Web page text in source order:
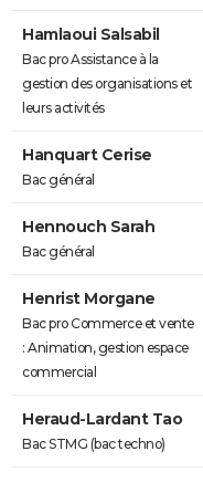
Hamlaoui Salsabil
Bac pro Assistance à la
gestion des organisations et
leurs activités
Hanquart Cerise
Bac général
Hennouch Sarah
Bac général
Henrist Morgane
Bac pro Commerce et vente
: Animation, gestion espace
commercial
Heraud-Lardant Tao
Bac STMG (bac techno)